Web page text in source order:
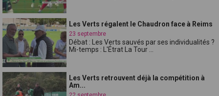
Les Verts régalent le Chaudron face à Reims
23 septembre
Débat : Les Verts sauvés par ses individualités ?
Mi-temps : L'Étrat La Tour ...
Les Verts retrouvent déjà la compétition à
Am...